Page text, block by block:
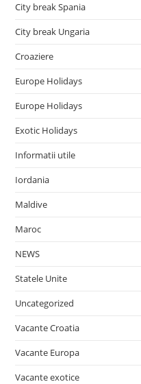
City break Spania
City break Ungaria
Croaziere
Europe Holidays
Europe Holidays
Exotic Holidays
Informatii utile
Iordania
Maldive
Maroc
NEWS
Statele Unite
Uncategorized
Vacante Croatia
Vacante Europa
Vacante exotice